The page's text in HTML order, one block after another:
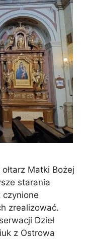
Matki Bożej
starania
czynione
zrealizować.
Dzieł
z Ostrowa